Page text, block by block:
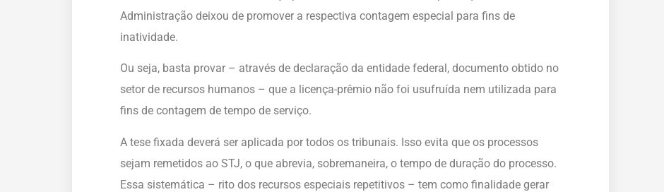
Administração deixou de promover a respectiva contagem especial para fins de
inatividade.
Ou seja, basta provar – através de declaração da entidade federal, documento obtido no
setor de recursos humanos – que a licença-prêmio não foi usufruída nem utilizada para
fins de contagem de tempo de serviço.
A tese fixada deverá ser aplicada por todos os tribunais. Isso evita que os processos
sejam remetidos ao STJ, o que abrevia, sobremaneira, o tempo de duração do processo.
Essa sistemática – rito dos recursos especiais repetitivos – tem como finalidade gerar